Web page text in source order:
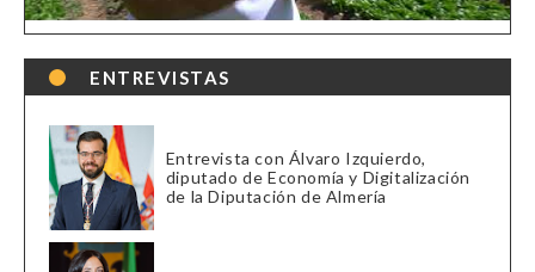
ENTREVISTAS
Entrevista con Álvaro Izquierdo,
diputado de Economía y Digitalización
de la Diputación de Almería